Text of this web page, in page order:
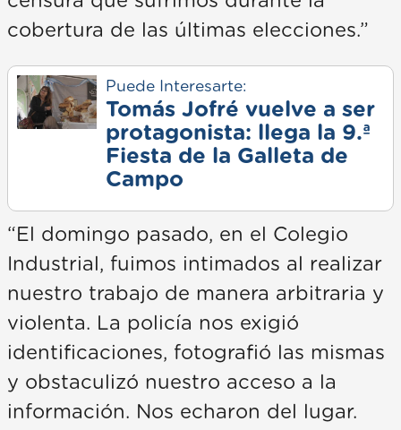
cobertura de las últimas elecciones.”
Puede Interesarte:
Tomás Jofré vuelve a ser
protagonista: llega la 9.ª
Fiesta de la Galleta de
Campo
“El domingo pasado, en el Colegio
Industrial, fuimos intimados al realizar
nuestro trabajo de manera arbitraria y
violenta. La policía nos exigió
identificaciones, fotografió las mismas
y obstaculizó nuestro acceso a la
información. Nos echaron del lugar.